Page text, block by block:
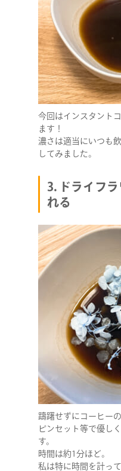
今回はインスタント
ます！
濃さは適当にいつも
してみました。
3. ドライフ
れる
躊躇せずにコーヒー
ピンセット等で優し
す。
時間は約1分ほど。
私は特に時間を計っ